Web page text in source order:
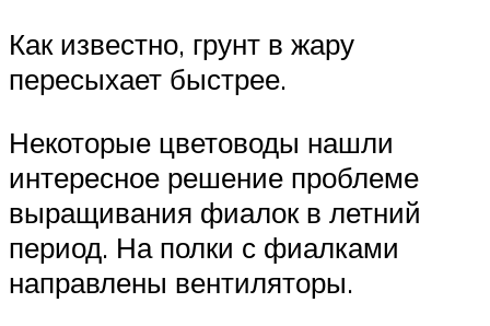
Как известно, грунт в жару
пересыхает быстрее.
Некоторые цветоводы нашли
интересное решение проблеме
выращивания фиалок в летний
период. На полки с фиалками
направлены вентиляторы.